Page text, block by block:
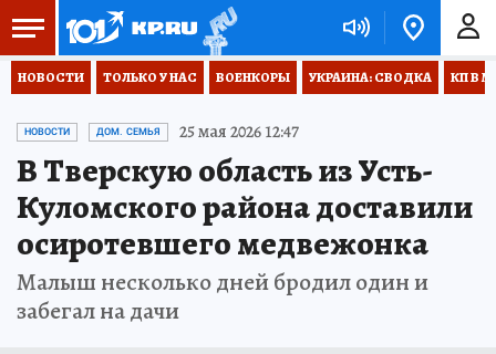
НОВОСТИ ТОЛЬКО У НАС ВОЕНКОРЫ УКРАИНА: СВОДКА КП В
НОВОСТИ ДОМ. СЕМЬЯ 25 мая 2026 12:47
В Тверскую область из Усть-
Куломского района доставили
осиротевшего медвежонка
Малыш несколько дней бродил один и
забегал на дачи